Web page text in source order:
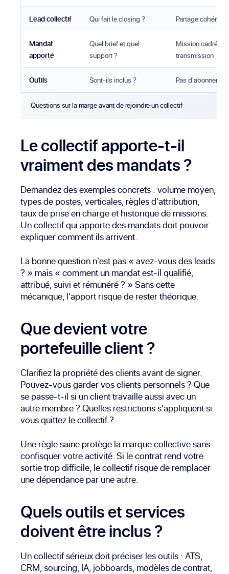
Questions sur la marge avant de rejoindre un collectif
Lead collectif Qui fait le closing ? Partage cohérent
Mandat
apporté
Quel brief et quel
support ?
Mission cadrée
transmission
Outils Sont-ils inclus ? Pas
Le collectif apporte-t-il
vraiment des mandats ?
Demandez des exemples concrets : volume moyen,
types de postes, verticales, règles d'attribution,
taux de prise en charge et historique de missions.
Un collectif qui apporte des mandats doit pouvoir
expliquer comment ils arrivent.
La bonne question n'est pas « avez-vous des leads
? » mais « comment un mandat est-il qualifié,
attribué, suivi et rémunéré ? » Sans cette
mécanique, l'apport risque de rester théorique.
Que devient votre
portefeuille client ?
Clarifiez la propriété des clients avant de signer.
Pouvez-vous garder vos clients personnels ? Que
se passe-t-il si un client travaille aussi avec un
autre membre ? Quelles restrictions s'appliquent si
vous quittez le collectif ?
Une règle saine protège la marque collective sans
confisquer votre activité. Si le contrat rend votre
sortie trop difficile, le collectif risque de remplacer
une dépendance par une autre.
Quels outils et services
doivent être inclus ?
Un collectif sérieux doit préciser les outils : ATS,
CRM, sourcing, IA, jobboards, modèles de contrat,